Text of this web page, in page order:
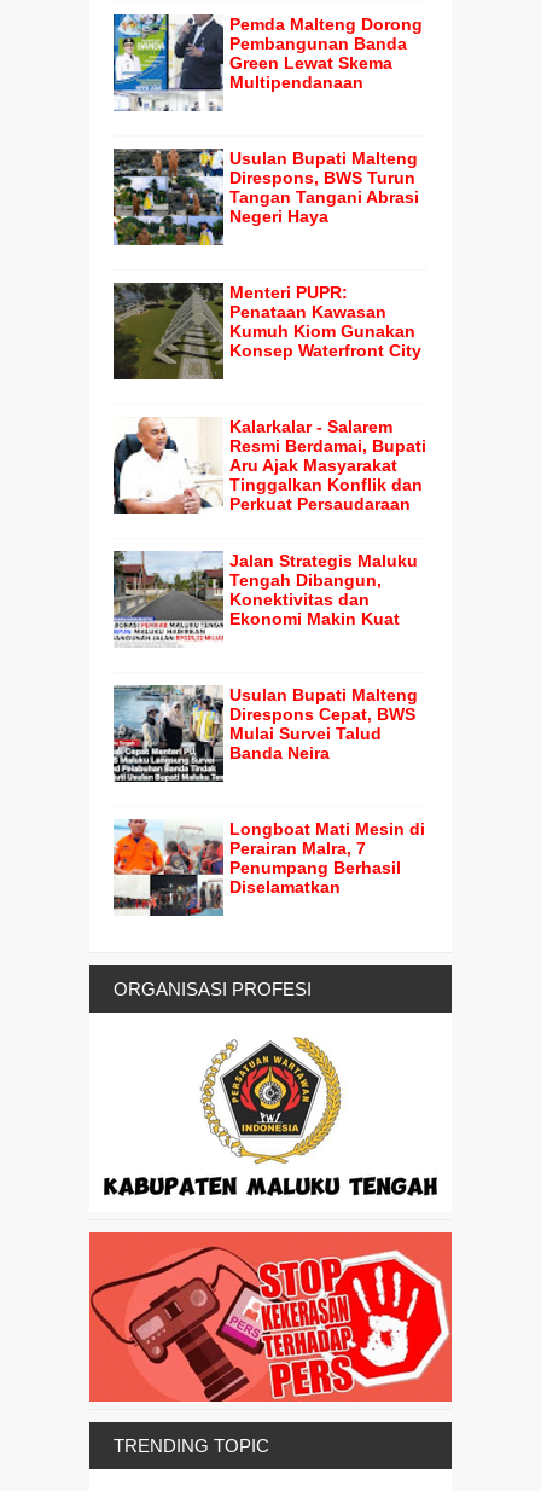
Pemda Malteng Dorong
Pembangunan Banda
Green Lewat Skema
Multipendanaan
Usulan Bupati Malteng
Direspons, BWS Turun
Tangan Tangani Abrasi
Negeri Haya
Menteri PUPR:
Penataan Kawasan
Kumuh Kiom Gunakan
Konsep Waterfront City
Kalarkalar - Salarem
Resmi Berdamai, Bupati
Aru Ajak Masyarakat
Tinggalkan Konflik dan
Perkuat Persaudaraan
Jalan Strategis Maluku
Tengah Dibangun,
Konektivitas dan
Ekonomi Makin Kuat
Usulan Bupati Malteng
Direspons Cepat, BWS
Mulai Survei Talud
Banda Neira
Longboat Mati Mesin di
Perairan Malra, 7
Penumpang Berhasil
Diselamatkan
ORGANISASI PROFESI
TRENDING TOPIC